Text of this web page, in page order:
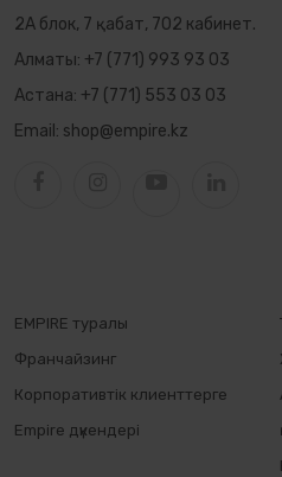
2А блок, 7 қабат, 702 кабинет.
Алматы: +7 (771) 993 93 03
Астана: +7 (771) 553 03 03
Email: shop@empire.kz
EMPIRE туралы
Франчайзинг
Корпоративтік клиенттерге
Empire дүкендері